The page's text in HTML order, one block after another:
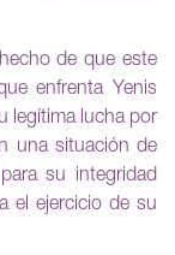
de que este
enfrenta Yenis
legítima lucha por
una situación de
su integridad
el ejercicio de su